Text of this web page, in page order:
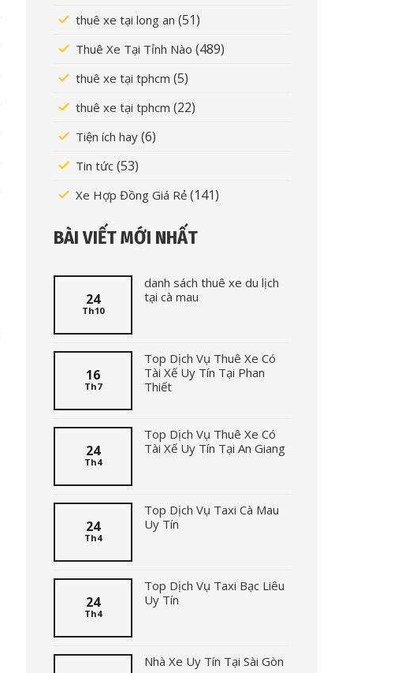
thuê xe tại long an (51)
Thuê Xe Tại Tỉnh Nào (489)
thuê xe tại tphcm (5)
thuê xe tại tphcm (22)
Tiện ích hay (6)
Tin tức (53)
Xe Hợp Đồng Giá Rẻ (141)
BÀI VIẾT MỚI NHẤT
24
Th10
danh sách thuê xe du lịch
tại cà mau
16
Th7
Top Dịch Vụ Thuê Xe Có
Tài Xế Uy Tín Tại Phan
Thiết
24
Th4
Top Dịch Vụ Thuê Xe Có
Tài Xế Uy Tín Tại An Giang
24
Th4
Top Dịch Vụ Taxi Cà Mau
Uy Tín
24
Th4
Top Dịch Vụ Taxi Bạc Liêu
Uy Tín
Nhà Xe Uy Tín Tại Sài Gòn